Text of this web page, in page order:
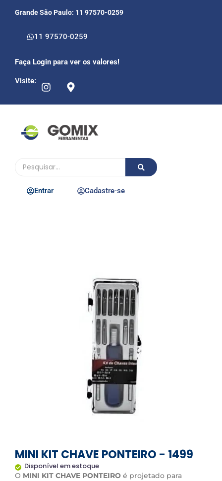
Grande São Paulo: 11 97570-0259
11 97570-0259
Faça Login para ver os valores!
Visite:
Entrar Cadastre-se
MINI KIT CHAVE PONTEIRO - 1499
Disponível em estoque
O MINI KIT CHAVE PONTEIRO é projetado para